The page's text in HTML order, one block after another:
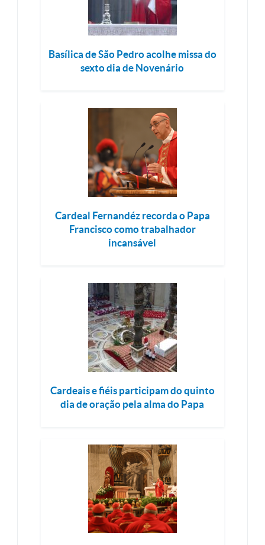
Basílica de São Pedro acolhe missa do
sexto dia de Novenário
Cardeal Fernandéz recorda o Papa
Francisco como trabalhador
incansável
Cardeais e fiéis participam do quinto
dia de oração pela alma do Papa